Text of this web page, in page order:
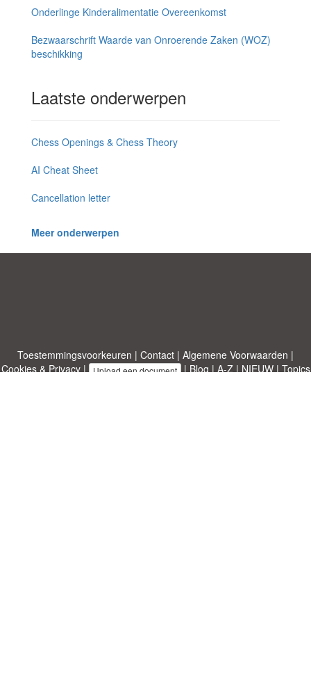
Onderlinge Kinderalimentatie Overeenkomst
Bezwaarschrift Waarde van Onroerende Zaken (WOZ)
beschikking
Laatste onderwerpen
Chess Openings & Chess Theory
AI Cheat Sheet
Cancellation letter
Meer onderwerpen
Toestemmingsvoorkeuren | Contact | Algemene Voorwaarden |
Cookies & Privacy| Upload een document |Blog|A-Z|NIEUW|Topics